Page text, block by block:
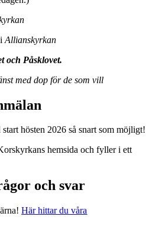
iAllianskyrkan
och Påsklovet.​
med dop för de som vill​​
hösten 2026 så snart som möjligt!
hemsida och fyller i ett
och svar
Här hittar du våra